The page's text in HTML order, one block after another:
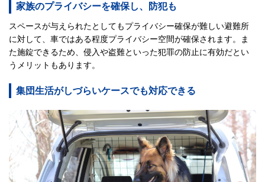
家族のプライバシーを確保し、防犯も
スペースが与えられたとしてもプライバシー確保が難しい避難所
に対して、車ではある程度プライバシー空間が確保されます。ま
た施錠できるため、侵入や盗難といった犯罪の防止に有効だとい
うメリットもあります。
集団生活がしづらいケースでも対応できる